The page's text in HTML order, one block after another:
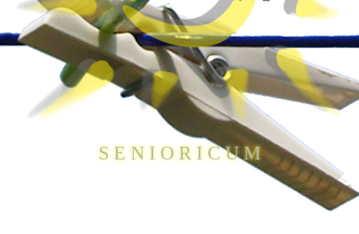
S E N I O R I C U M